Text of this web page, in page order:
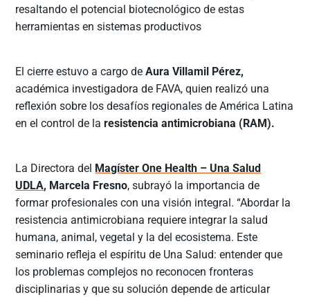
resaltando el potencial biotecnológico de estas
herramientas en sistemas productivos
El cierre estuvo a cargo deAura Villamil Pérez,
académica investigadora de FAVA, quien realizó una
reflexión sobre los desafíos regionales de América Latina
en el control de laresistencia antimicrobiana (RAM).
La Directora del Magíster One Health – Una Salud
UDLA, Marcela Fresno, subrayó la importancia de
formar profesionales con una visión integral. “Abordar la
resistencia antimicrobiana requiere integrar la salud
humana, animal, vegetal y la del ecosistema. Este
seminario refleja el espíritu de Una Salud: entender que
los problemas complejos no reconocen fronteras
disciplinarias y que su solución depende de articular